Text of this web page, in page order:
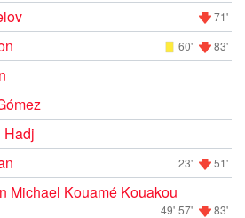
71'
60' 83'
Hadj
23' 51'
Michael Kouamé Kouakou
49' 57' 83'